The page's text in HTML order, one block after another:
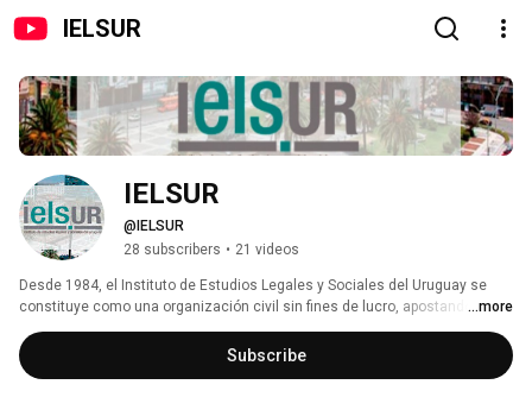
IELSUR
IELSUR
@IELSUR
28 subscribers • 21 videos
Desde 1984, el Instituto de Estudios Legales y Sociales del Uruguay se
constituye como una organización civil sin fines de lucro, apostando por la
intervención  jurídica y la investigación social como una forma de abarcar
integralmente la defensa de los Derechos Humanos en Uruguay.
...more
Subscribe